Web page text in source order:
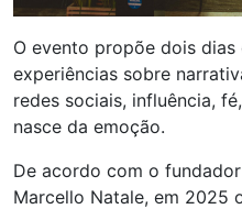
O evento propõe dois
experiências sobre
redes sociais, influência,
nasce da emoção.
De acordo com o
Marcello Natale, em 2025